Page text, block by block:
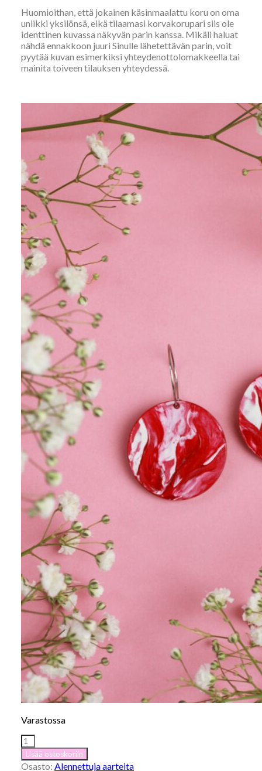
Huomioithan, että jokainen käsinmaalattu koru on oma
uniikki yksilönsä, eikä tilaamasi korvakorupari siis ole
identtinen kuvassa näkyvän parin kanssa. Mikäli haluat
nähdä ennakkoon juuri Sinulle lähetettävän parin, voit
pyytää kuvan esimerkiksi yhteydenottolomakkeella tai
mainita toiveen tilauksen yhteydessä.
Varastossa
Polka
-
rengaskorvakorut
Lisää ostoskoriin
Osasto:Alennettuja aarteita